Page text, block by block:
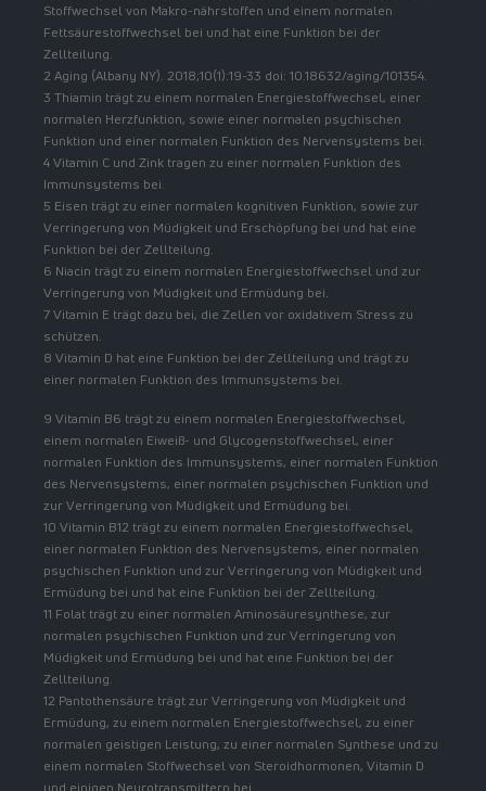
Stoffwechsel von Makro-nährstoffen und einem normalen
Fettsäurestoffwechsel bei und hat eine Funktion bei der
Zellteilung.
2 Aging (Albany NY). 2018;10(1):19-33 doi: 10.18632/aging/101354.
3 Thiamin trägt zu einem normalen Energiestoffwechsel, einer
normalen Herzfunktion, sowie einer normalen psychischen
Funktion und einer normalen Funktion des Nervensystems bei.
4 Vitamin C und Zink tragen zu einer normalen Funktion des
Immunsystems bei.
5 Eisen trägt zu einer normalen kognitiven Funktion, sowie zur
Verringerung von Müdigkeit und Erschöpfung bei und hat eine
Funktion bei der Zellteilung.
6 Niacin trägt zu einem normalen Energiestoffwechsel und zur
Verringerung von Müdigkeit und Ermüdung bei.
7 Vitamin E trägt dazu bei, die Zellen vor oxidativem Stress zu
schützen.
8 Vitamin D hat eine Funktion bei der Zellteilung und trägt zu
einer normalen Funktion des Immunsystems bei.
9 Vitamin B6 trägt zu einem normalen Energiestoffwechsel,
einem normalen Eiweiß- und Glycogenstoffwechsel, einer
normalen Funktion des Immunsystems, einer normalen Funktion
des Nervensystems, einer normalen psychischen Funktion und
zur Verringerung von Müdigkeit und Ermüdung bei.
10 Vitamin B12 trägt zu einem normalen Energiestoffwechsel,
einer normalen Funktion des Nervensystems, einer normalen
psychischen Funktion und zur Verringerung von Müdigkeit und
Ermüdung bei und hat eine Funktion bei der Zellteilung.
11 Folat trägt zu einer normalen Aminosäuresynthese, zur
normalen psychischen Funktion und zur Verringerung von
Müdigkeit und Ermüdung bei und hat eine Funktion bei der
Zellteilung.
12 Pantothensäure trägt zur Verringerung von Müdigkeit und
Ermüdung, zu einem normalen Energiestoffwechsel, zu einer
normalen geistigen Leistung, zu einer normalen Synthese und zu
einem normalen Stoffwechsel von Steroidhormonen, Vitamin D